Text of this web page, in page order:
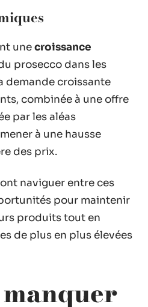
unecroissance
prosecco dans les
demande croissante
combinée à une offre
par les aléas
à une hausse
des prix.
naviguer entre ces
pour maintenir
produits tout en
de plus en plus élevées